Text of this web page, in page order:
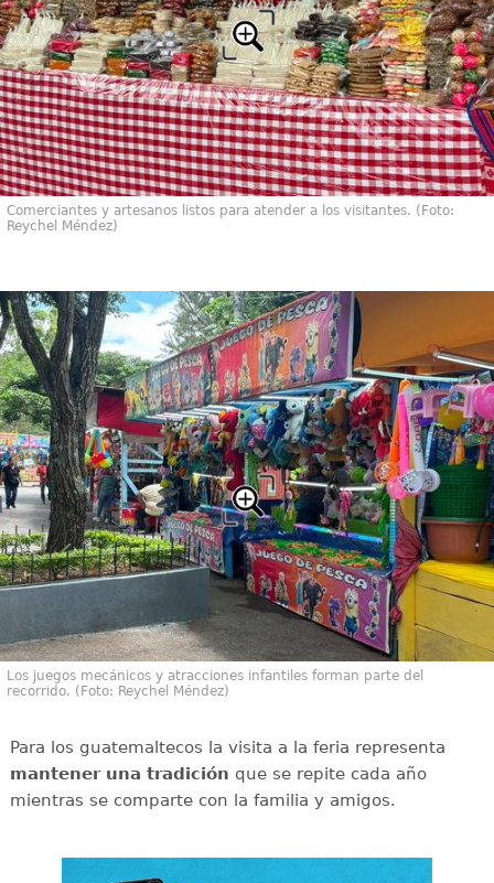
Comerciantes y artesanos listos para atender a los visitantes. (Foto:
Reychel Méndez)
Los juegos mecánicos y atracciones infantiles forman parte del
recorrido. (Foto: Reychel Méndez)
Para los guatemaltecos la visita a la feria representa
mantener una tradición que se repite cada año
mientras se comparte con la familia y amigos.